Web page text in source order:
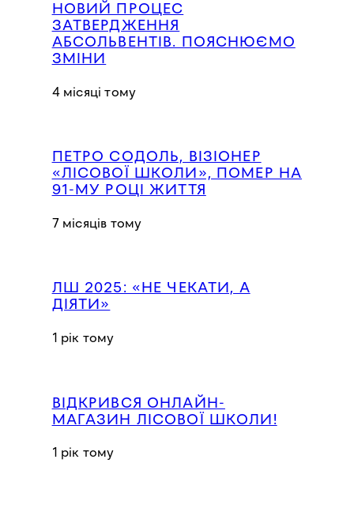
НОВИЙ ПРОЦЕС
ЗАТВЕРДЖЕННЯ
АБСОЛЬВЕНТІВ. ПОЯСНЮЄМО
ЗМІНИ
4 місяці тому
ПЕТРО СОДОЛЬ, ВІЗІОНЕР
«ЛІСОВОЇ ШКОЛИ», ПОМЕР НА
91-МУ РОЦІ ЖИТТЯ
7 місяців тому
ЛШ 2025: «НЕ ЧЕКАТИ, А
ДІЯТИ»
1 рік тому
ВІДКРИВСЯ ОНЛАЙН-
МАГАЗИН ЛІСОВОЇ ШКОЛИ!
1 рік тому